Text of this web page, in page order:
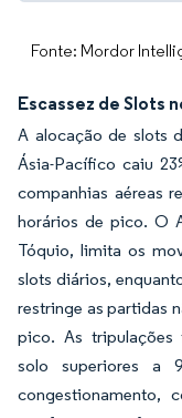
Fonte: Mordor
Escassez de Slots
A alocação de slots
Ásia-Pacífico caiu
companhias aéreas
horários de pico. O
Tóquio, limita os
slots diários,
restringe as partidas
pico. As tripulações
solo superiores a
congestionamento,